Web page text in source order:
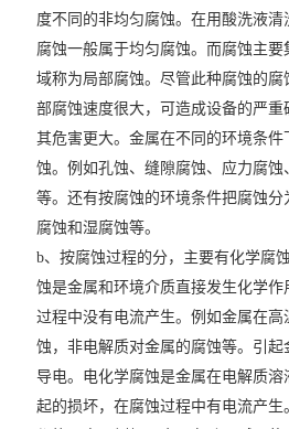
度不同的非均匀腐蚀。在用酸洗液
腐蚀一般属于均匀腐蚀。而腐蚀主
域称为局部腐蚀。尽管此种腐蚀的
部腐蚀速度很大，可造成设备的严重
其危害更大。金属在不同的环境条
蚀。例如孔蚀、缝隙腐蚀、应力腐蚀
等。还有按腐蚀的环境条件把腐蚀
腐蚀和湿腐蚀等。
b、按腐蚀过程的分，主要有化学腐
蚀是金属和环境介质直接发生化学
过程中没有电流产生。例如金属在
蚀，非电解质对金属的腐蚀等。引
导电。电化学腐蚀是金属在电解质溶
起的损坏，在腐蚀过程中有电流产